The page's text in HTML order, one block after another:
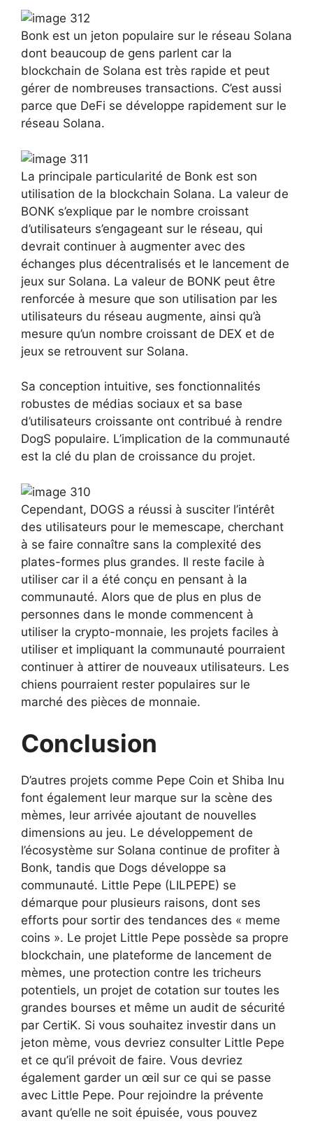
Bonk est un jeton populaire sur le réseau Solana
dont beaucoup de gens parlent car la
blockchain de Solana est très rapide et peut
gérer de nombreuses transactions. C’est aussi
parce que DeFi se développe rapidement sur le
réseau Solana.
La principale particularité de Bonk est son
utilisation de la blockchain Solana. La valeur de
BONK s’explique par le nombre croissant
d’utilisateurs s’engageant sur le réseau, qui
devrait continuer à augmenter avec des
échanges plus décentralisés et le lancement de
jeux sur Solana. La valeur de BONK peut être
renforcée à mesure que son utilisation par les
utilisateurs du réseau augmente, ainsi qu’à
mesure qu’un nombre croissant de DEX et de
jeux se retrouvent sur Solana.
Sa conception intuitive, ses fonctionnalités
robustes de médias sociaux et sa base
d’utilisateurs croissante ont contribué à rendre
DogS populaire. L’implication de la communauté
est la clé du plan de croissance du projet.
Cependant, DOGS a réussi à susciter l’intérêt
des utilisateurs pour le memescape, cherchant
à se faire connaître sans la complexité des
plates-formes plus grandes. Il reste facile à
utiliser car il a été conçu en pensant à la
communauté. Alors que de plus en plus de
personnes dans le monde commencent à
utiliser la crypto-monnaie, les projets faciles à
utiliser et impliquant la communauté pourraient
continuer à attirer de nouveaux utilisateurs. Les
chiens pourraient rester populaires sur le
marché des pièces de monnaie.
Conclusion
D’autres projets comme Pepe Coin et Shiba Inu
font également leur marque sur la scène des
mèmes, leur arrivée ajoutant de nouvelles
dimensions au jeu. Le développement de
l’écosystème sur Solana continue de profiter à
Bonk, tandis que Dogs développe sa
communauté. Little Pepe (LILPEPE) se
démarque pour plusieurs raisons, dont ses
efforts pour sortir des tendances des « meme
coins ». Le projet Little Pepe possède sa propre
blockchain, une plateforme de lancement de
mèmes, une protection contre les tricheurs
potentiels, un projet de cotation sur toutes les
grandes bourses et même un audit de sécurité
par CertiK. Si vous souhaitez investir dans un
jeton mème, vous devriez consulter Little Pepe
et ce qu’il prévoit de faire. Vous devriez
également garder un œil sur ce qui se passe
avec Little Pepe. Pour rejoindre la prévente
avant qu’elle ne soit épuisée, vous pouvez